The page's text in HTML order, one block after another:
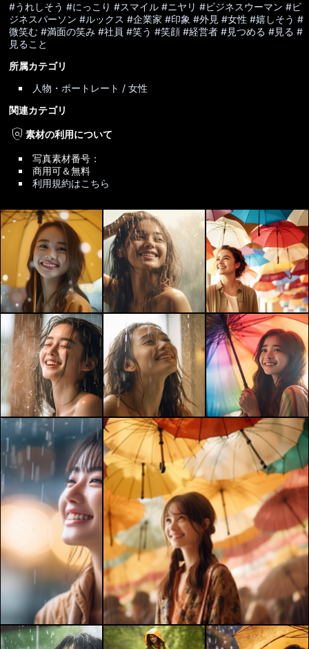
#うれしそう #にっこり #スマイル #ニヤリ #ビジネスウーマン #ビ
ジネスパーソン #ルックス #企業家 #印象 #外見 #女性 #嬉しそう #
微笑む #満面の笑み #社員 #笑う #笑顔 #経営者 #見つめる #見る #
見ること
所属カテゴリ
人物・ポートレート / 女性
関連カテゴリ
policy素材の利用について
写真素材番号：
商用可＆無料
利用規約はこちら